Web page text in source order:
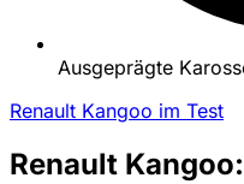
Ausgeprägte
Renault Kangoo im Test
Renault